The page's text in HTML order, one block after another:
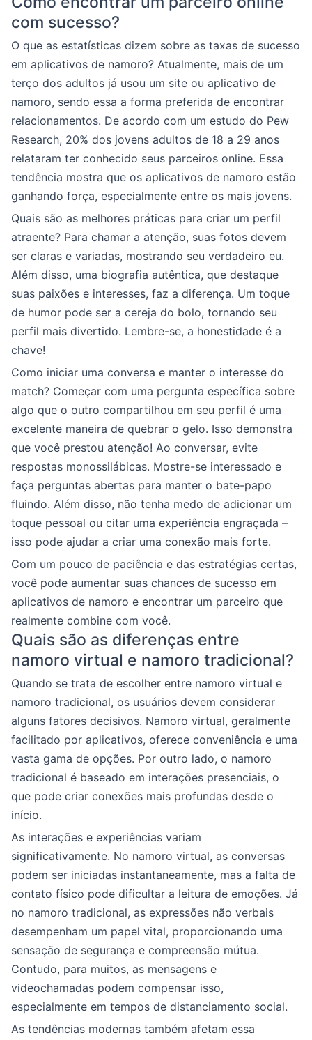
com sucesso?
O que as estatísticas dizem sobre as taxas de sucesso
em aplicativos de namoro? Atualmente, mais de um
terço dos adultos já usou um site ou aplicativo de
namoro, sendo essa a forma preferida de encontrar
relacionamentos. De acordo com um estudo do Pew
Research, 20% dos jovens adultos de 18 a 29 anos
relataram ter conhecido seus parceiros online. Essa
tendência mostra que os aplicativos de namoro estão
ganhando força, especialmente entre os mais jovens.
Quais são as melhores práticas para criar um perfil
atraente? Para chamar a atenção, suas fotos devem
ser claras e variadas, mostrando seu verdadeiro eu.
Além disso, uma biografia autêntica, que destaque
suas paixões e interesses, faz a diferença. Um toque
de humor pode ser a cereja do bolo, tornando seu
perfil mais divertido. Lembre-se, a honestidade é a
chave!
Como iniciar uma conversa e manter o interesse do
match? Começar com uma pergunta específica sobre
algo que o outro compartilhou em seu perfil é uma
excelente maneira de quebrar o gelo. Isso demonstra
que você prestou atenção! Ao conversar, evite
respostas monossilábicas. Mostre-se interessado e
faça perguntas abertas para manter o bate-papo
fluindo. Além disso, não tenha medo de adicionar um
toque pessoal ou citar uma experiência engraçada –
isso pode ajudar a criar uma conexão mais forte.
Com um pouco de paciência e das estratégias certas,
você pode aumentar suas chances de sucesso em
aplicativos de namoro e encontrar um parceiro que
realmente combine com você.
Quais são as diferenças entre
namoro virtual e namoro tradicional?
Quando se trata de escolher entre namoro virtual e
namoro tradicional, os usuários devem considerar
alguns fatores decisivos. Namoro virtual, geralmente
facilitado por aplicativos, oferece conveniência e uma
vasta gama de opções. Por outro lado, o namoro
tradicional é baseado em interações presenciais, o
que pode criar conexões mais profundas desde o
início.
As interações e experiências variam
significativamente. No namoro virtual, as conversas
podem ser iniciadas instantaneamente, mas a falta de
contato físico pode dificultar a leitura de emoções. Já
no namoro tradicional, as expressões não verbais
desempenham um papel vital, proporcionando uma
sensação de segurança e compreensão mútua.
Contudo, para muitos, as mensagens e
videochamadas podem compensar isso,
especialmente em tempos de distanciamento social.
As tendências modernas também afetam essa